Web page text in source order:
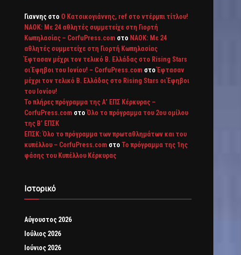
Γιαννης στο Ο Κατσικογιάννης, ref στο ντέρμπι τίτλου!
ΝΑΟΚ: Με 24 αθλητές συμμετείχε στη Γιορτή
Κωπηλασίας – CorfuPress.com στο ΝΑΟΚ: Με 24
αθλητές συμμετείχε στη Γιορτή Κωπηλασίας
Έφτασαν μέχρι τον τελικό Β. Ελλάδας στο Rising Stars
οι Έφηβοι του Ιονίου! – CorfuPress.com στοΈφτασαν
μέχρι τον τελικό Β. Ελλάδας στο Rising Stars οι Έφηβοι
του Ιονίου!
Το πλήρες πρόγραμμα της Α’ ΕΠΣ Κέρκυρας –
CorfuPress.com στοΌλο το πρόγραμμα του 2ου ομίλου
της Β’ ΕΠΣΚ
ΕΠΣΚ: Όλο το πρόγραμμα των πρωταθλημάτων και του
κυπέλλου – CorfuPress.com στο Το πρόγραμμα της 1ης
φάσης του Κυπέλλου Κέρκυρας
Ιστορικό
Αύγουστος 2026
Ιούλιος 2026
Ιούνιος 2026